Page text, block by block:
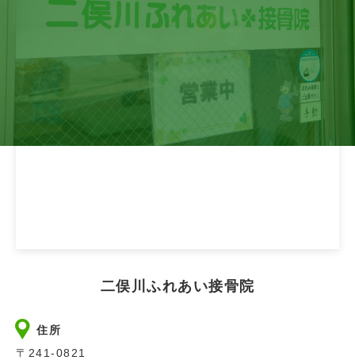
二俣川ふれあい接骨院
住所
〒241-0821